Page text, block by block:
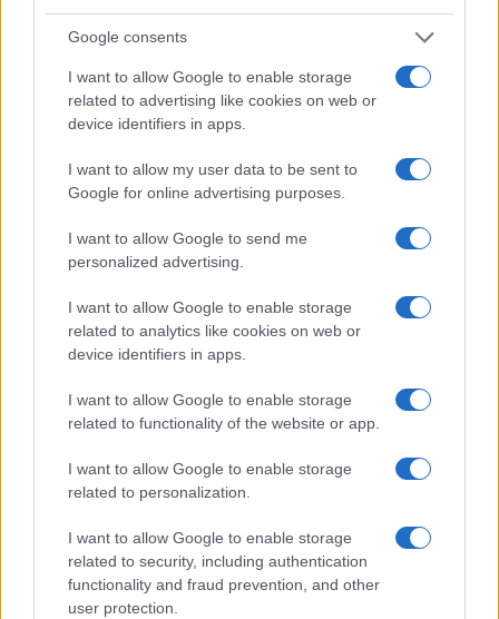
Google consents
I want to allow Google to enable storage
related to advertising like cookies on web or
device identifiers in apps.
I want to allow my user data to be sent to
Google for online advertising purposes.
I want to allow Google to send me
personalized advertising.
I want to allow Google to enable storage
related to analytics like cookies on web or
device identifiers in apps.
I want to allow Google to enable storage
related to functionality of the website or app.
I want to allow Google to enable storage
related to personalization.
I want to allow Google to enable storage
related to security, including authentication
functionality and fraud prevention, and other
user protection.
La macchina usata più affidabile: un investimento che esige
ponderazione
QUOTAZIONI CRYPTO
Eureka Bridged PAX
Gold (Terra
$4,187.30